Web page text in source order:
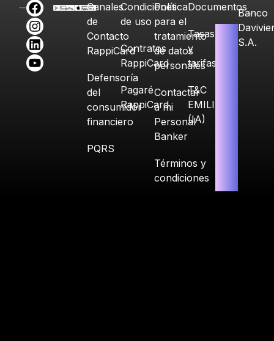
Canales
de
Contacto
RappiCard
Defensoría
del
consumidor
financiero
PQRS
Condiciones
de uso
Contratos
RappiCard
Pagaré
RappiCard
Política
para el
tratamiento
de datos
personales
Contactar
a mi
Personal
Banker
Términos y
condiciones
Documentos
Tasas
y
tarifas
T&C
EMILIA
(IA)
Banco
S.A.